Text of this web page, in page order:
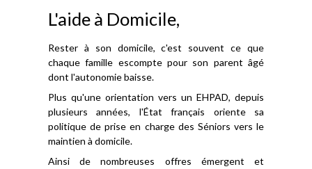
L'aide à Domicile,
Rester à son domicile, c'est souvent ce que
chaque famille escompte pour son parent âgé
dont l'autonomie baisse.
Plus qu'une orientation vers un EHPAD, depuis
plusieurs années, l'État français oriente sa
politique de prise en charge des Séniors vers le
maintien à domicile.
Ainsi de nombreuses offres émergent et